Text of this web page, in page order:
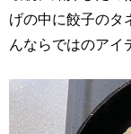
げの中に餃子のタ
んならではのアイ